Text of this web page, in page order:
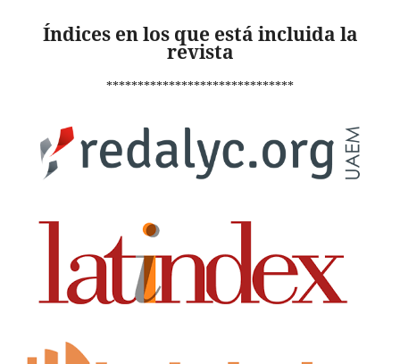
Índices en los que está incluida la
revista
******************************